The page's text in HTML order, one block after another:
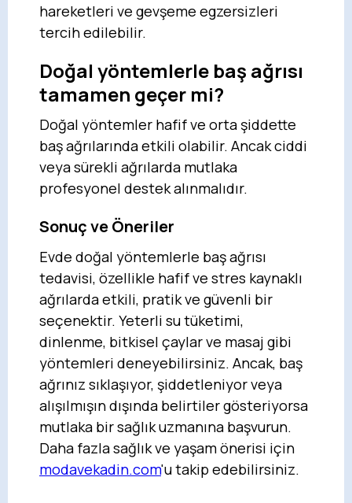
hareketleri ve gevşeme egzersizleri
tercih edilebilir.
Doğal yöntemlerle baş ağrısı
tamamen geçer mi?
Doğal yöntemler hafif ve orta şiddette
baş ağrılarında etkili olabilir. Ancak ciddi
veya sürekli ağrılarda mutlaka
profesyonel destek alınmalıdır.
Sonuç ve Öneriler
Evde doğal yöntemlerle baş ağrısı
tedavisi, özellikle hafif ve stres kaynaklı
ağrılarda etkili, pratik ve güvenli bir
seçenektir. Yeterli su tüketimi,
dinlenme, bitkisel çaylar ve masaj gibi
yöntemleri deneyebilirsiniz. Ancak, baş
ağrınız sıklaşıyor, şiddetleniyor veya
alışılmışın dışında belirtiler gösteriyorsa
mutlaka bir sağlık uzmanına başvurun.
Daha fazla sağlık ve yaşam önerisi için
modavekadin.com'u takip edebilirsiniz.